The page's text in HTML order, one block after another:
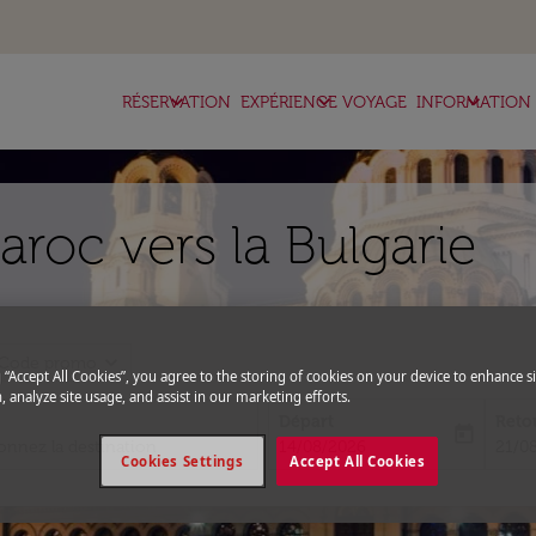
RÉSERVATION
keyboard_arrow_down EXPÉRIENCE VOYAGE
keyboard_arrow_down INFORMATION
keyboard_arrow_down
vers la Bulgarie
fc-
“Accept All Cookies”, you agree to the storing of cookies on your device to enhance
analyze site usage, and assist in our marketing efforts.
Accept All Cookies
Cookies Settings